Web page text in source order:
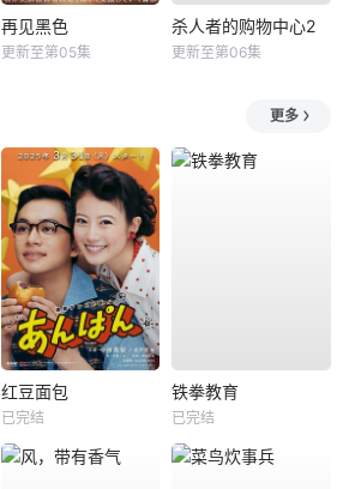
再见黑色
更新至第05集
杀人者的购物中心2
更新至第06集
更多
红豆面包
已完结
铁拳教育
已完结